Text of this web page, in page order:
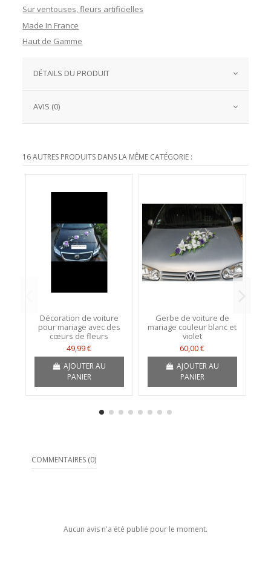
Sur ventouses, fleurs artificielles
Made In France
Haut de Gamme
DÉTAILS DU PRODUIT
AVIS (0)
16 AUTRES PRODUITS DANS LA MÊME CATÉGORIE :
Décoration de voiture
pour mariage avec des
cœurs de fleurs
49,99 €
AJOUTER AU
PANIER
Gerbe de voiture de
mariage couleur blanc et
violet
60,00 €
AJOUTER AU
PANIER
COMMENTAIRES (0)
Aucun avis n'a été publié pour le moment.